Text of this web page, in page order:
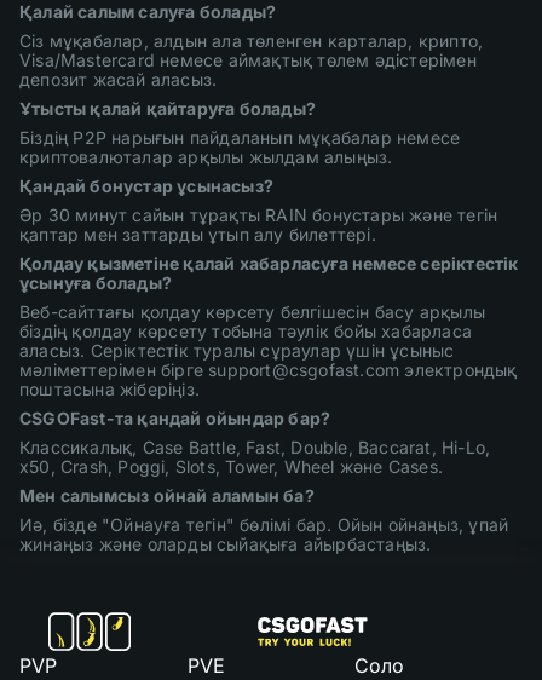
Қалай салым салуға болады?
Сіз мұқабалар, алдын ала төленген карталар, крипто,
Visa/Mastercard немесе аймақтық төлем әдістерімен
депозит жасай аласыз.
Ұтысты қалай қайтаруға болады?
Біздің P2P нарығын пайдаланып мұқабалар немесе
криптовалюталар арқылы жылдам алыңыз.
Қандай бонустар ұсынасыз?
Әр 30 минут сайын тұрақты RAIN бонустары және тегін
қаптар мен заттарды ұтып алу билеттері.
Қолдау қызметіне қалай хабарласуға немесе серіктестік
ұсынуға болады?
Веб-сайттағы қолдау көрсету белгішесін басу арқылы
біздің қолдау көрсету тобына тәулік бойы хабарласа
аласыз. Серіктестік туралы сұраулар үшін ұсыныс
мәліметтерімен бірге support@csgofast.com электрондық
поштасына жіберіңіз.
CSGOFast-та қандай ойындар бар?
Классикалық, Case Battle, Fast, Double, Baccarat, Hi-Lo,
x50, Crash, Poggi, Slots, Tower, Wheel және Cases.
Мен салымсыз ойнай аламын ба?
Иә, бізде "Ойнауға тегін" бөлімі бар. Ойын ойнаңыз, ұпай
жинаңыз және оларды сыйақыға айырбастаңыз.
PVP PVE Соло